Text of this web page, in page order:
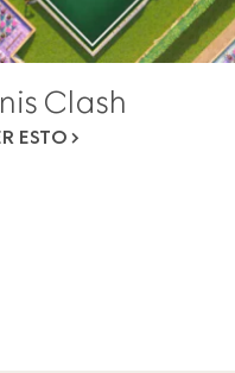
Clash
ESTO